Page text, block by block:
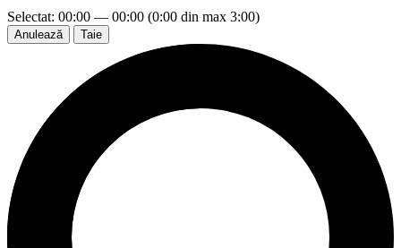
Selectat: 00:00 — 00:00 (0:00 din max 3:00)
Anulează Taie